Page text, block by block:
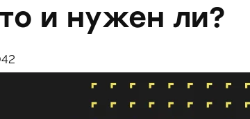
и нужен ли?